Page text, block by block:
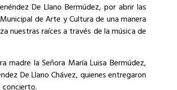
De Llano Bermúdez, por abrir las
de Arte y Cultura de una manera
nuestras raíces a través de la música de
la Señora María Luisa Bermúdez,
De Llano Chávez, quienes entregaron
concierto.